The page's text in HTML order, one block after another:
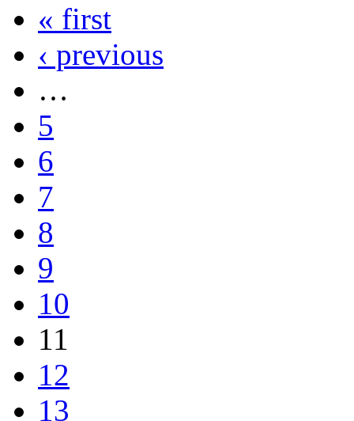
« first
‹ previous
…
5
6
7
8
9
10
11
12
13